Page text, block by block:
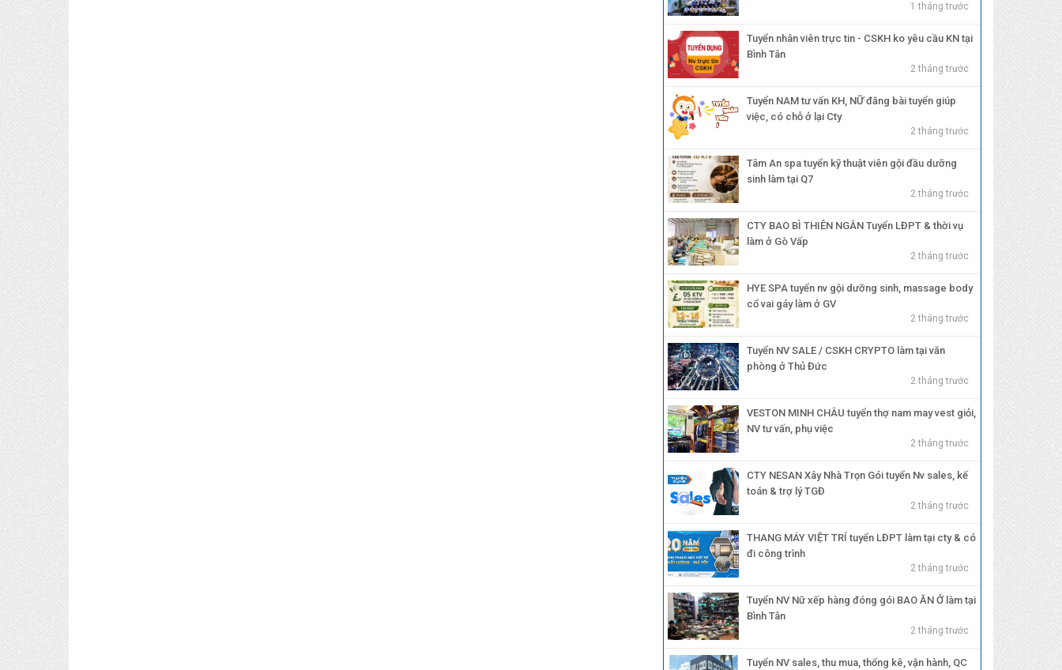
1 tháng trước
Tuyển nhân viên trực tin - CSKH ko yêu cầu KN tại
Bình Tân
2 tháng trước
Tuyển NAM tư vấn KH, NỮ đăng bài tuyển giúp
việc, có chỗ ở lại Cty
2 tháng trước
Tâm An spa tuyển kỹ thuật viên gội đầu dưỡng
sinh làm tại Q7
2 tháng trước
CTY BAO BÌ THIÊN NGÂN Tuyển LĐPT & thời vụ
làm ở Gò Vấp
2 tháng trước
HYE SPA tuyển nv gội dưỡng sinh, massage body
cổ vai gáy làm ở GV
2 tháng trước
Tuyển NV SALE / CSKH CRYPTO làm tại văn
phòng ở Thủ Đức
2 tháng trước
VESTON MINH CHÂU tuyển thợ nam may vest giỏi,
NV tư vấn, phụ việc
2 tháng trước
CTY NESAN Xây Nhà Trọn Gói tuyển Nv sales, kế
toán & trợ lý TGĐ
2 tháng trước
THANG MÁY VIỆT TRÍ tuyển LĐPT làm tại cty & có
đi công trình
2 tháng trước
Tuyển NV Nữ xếp hàng đóng gói BAO ĂN Ở làm tại
Bình Tân
2 tháng trước
Tuyển NV sales, thu mua, thống kê, vận hành, QC